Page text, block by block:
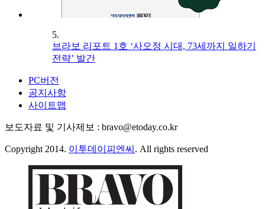
5.
브라보 리포트 1호 ‘사오정 시대, 73세까지 일하기
전략’ 발간
PC버전
공지사항
사이트맵
보도자료 및 기사제보 : bravo@etoday.co.kr
Copyright 2014. 이투데이피엔씨 . All rights reserved